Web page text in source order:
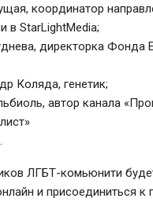
координатор
в StarLightMedia;
директорка Фонда
Коляда, генетик;
автор канала
ЛГБТ-комьюнити
и присоединиться к